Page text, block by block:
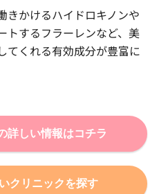
きかけるハイドロキノンや
トするフラーレンなど、美
てくれる有効成分が豊富に
詳しい情報はコチラ
クリニックを探す